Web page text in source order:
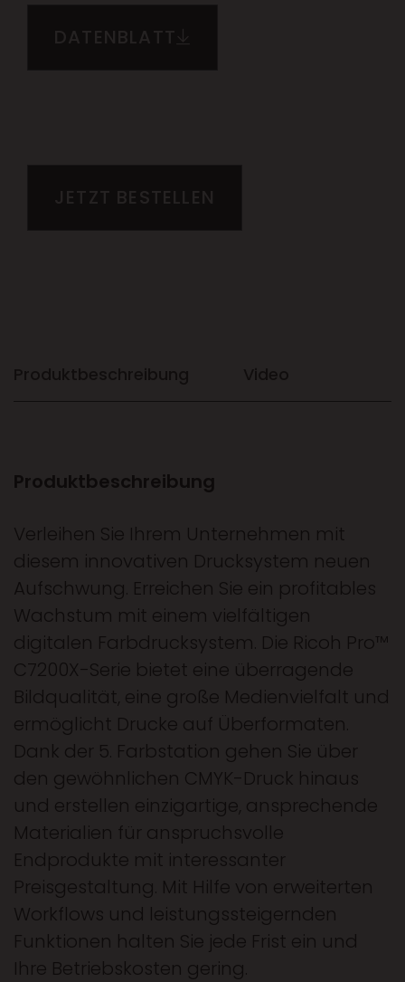
Produktbeschreibung
Verleihen Sie Ihrem Unternehmen mit
diesem innovativen Drucksystem neuen
Aufschwung. Erreichen Sie ein profitables
Wachstum mit einem vielfältigen
digitalen Farbdrucksystem. Die Ricoh Pro™
C7200X-Serie bietet eine überragende
Bildqualität, eine große Medienvielfalt und
ermöglicht Drucke auf Überformaten.
Dank der 5. Farbstation gehen Sie über
den gewöhnlichen CMYK-Druck hinaus
und erstellen einzigartige, ansprechende
Materialien für anspruchsvolle
Endprodukte mit interessanter
Preisgestaltung. Mit Hilfe von erweiterten
Workflows und leistungssteigernden
Funktionen halten Sie jede Frist ein und
Ihre Betriebskosten gering.